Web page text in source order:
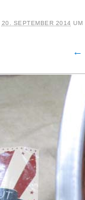
20. SEPTEMBER 2014 UM
←